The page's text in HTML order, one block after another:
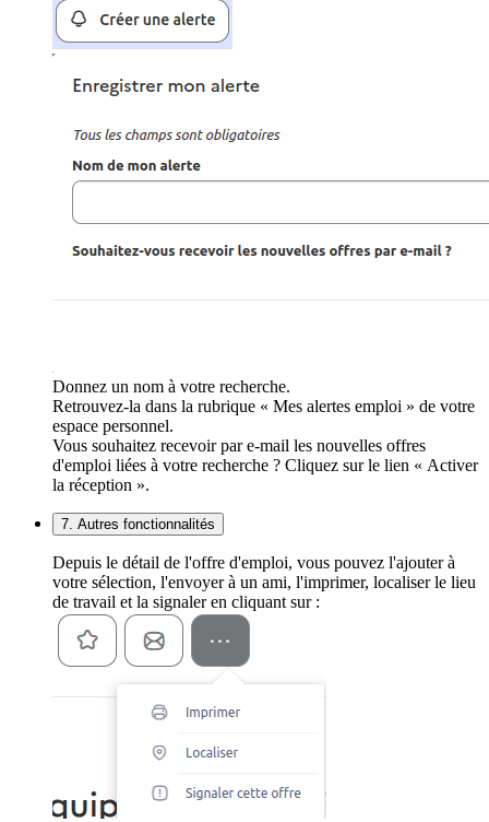
Donnez un nom à votre recherche.
Retrouvez-la dans la rubrique « Mes alertes emploi » de votre
espace personnel.
Vous souhaitez recevoir par e-mail les nouvelles offres
d'emploi liées à votre recherche ? Cliquez sur le lien « Activer
la réception ».
7. Autres fonctionnalités
Depuis le détail de l'offre d'emploi, vous pouvez l'ajouter à
votre sélection, l'envoyer à un ami, l'imprimer, localiser le lieu
de travail et la signaler en cliquant sur :